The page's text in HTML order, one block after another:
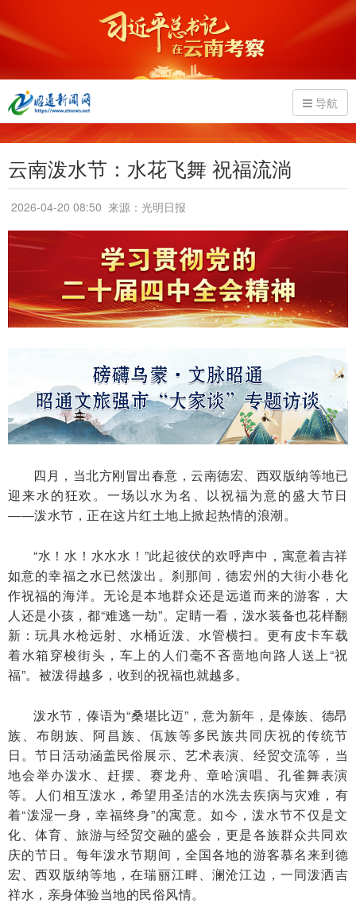
导航
云南泼水节：水花飞舞 祝福流淌
2026-04-20 08:50 来源：光明日报
四月，当北方刚冒出春意，云南德宏、西双版纳等地已
迎来水的狂欢。一场以水为名、以祝福为意的盛大节日
——泼水节，正在这片红土地上掀起热情的浪潮。
“水！水！水水水！”此起彼伏的欢呼声中，寓意着吉祥
如意的幸福之水已然泼出。刹那间，德宏州的大街小巷化
作祝福的海洋。无论是本地群众还是远道而来的游客，大
人还是小孩，都“难逃一劫”。定睛一看，泼水装备也花样翻
新：玩具水枪远射、水桶近泼、水管横扫。更有皮卡车载
着水箱穿梭街头，车上的人们毫不吝啬地向路人送上“祝
福”。被泼得越多，收到的祝福也就越多。
泼水节，傣语为“桑堪比迈”，意为新年，是傣族、德昂
族、布朗族、阿昌族、佤族等多民族共同庆祝的传统节
日。节日活动涵盖民俗展示、艺术表演、经贸交流等，当
地会举办泼水、赶摆、赛龙舟、章哈演唱、孔雀舞表演
等。人们相互泼水，希望用圣洁的水洗去疾病与灾难，有
着“泼湿一身，幸福终身”的寓意。如今，泼水节不仅是文
化、体育、旅游与经贸交融的盛会，更是各族群众共同欢
庆的节日。每年泼水节期间，全国各地的游客慕名来到德
宏、西双版纳等地，在瑞丽江畔、澜沧江边，一同泼洒吉
祥水，亲身体验当地的民俗风情。